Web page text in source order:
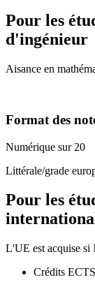
Pour les
d'ingénieur
Aisance en
Format des
Numérique sur 20
Littérale/grade
Pour les
L'UE est acquise si
Crédits